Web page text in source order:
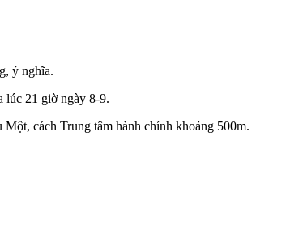
ý nghĩa.
lúc 21 giờ ngày 8-9.
cách Trung tâm hành chính khoảng 500m.